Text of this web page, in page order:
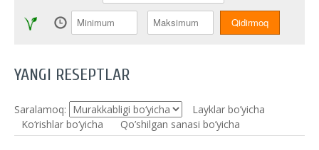
YANGI RESEPTLAR
Saralamoq:
Layklar bo’yicha
Ko‘rishlar bo‘yicha
Qo’shilgan sanasi bo’yicha